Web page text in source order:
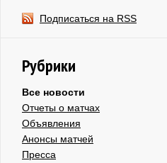
Подписаться на RSS
Рубрики
Все новости
Отчеты о матчах
Объявления
Анонсы матчей
Пресса